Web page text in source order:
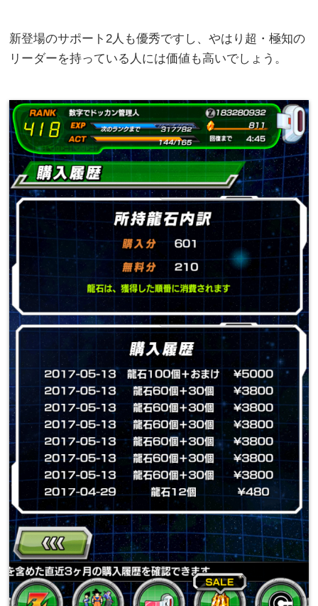
新登場のサポート2人も優秀ですし、やはり超・極知の
リーダーを持っている人には価値も高いでしょう。